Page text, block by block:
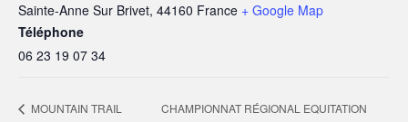
Sainte-Anne Sur Brivet, 44160 France + Google Map
Téléphone
06 23 19 07 34
MOUNTAIN TRAIL
CHAMPIONNAT RÉGIONAL EQUITATION